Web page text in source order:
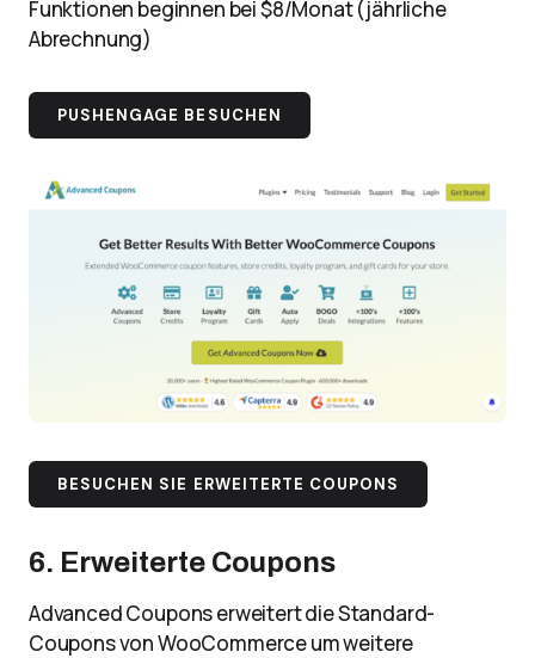
Funktionen beginnen bei $8/Monat (jährliche
Abrechnung)
PUSHENGAGE BESUCHEN
BESUCHEN SIE ERWEITERTE COUPONS
6. Erweiterte Coupons
Advanced Coupons erweitert die Standard-
Coupons von WooCommerce um weitere